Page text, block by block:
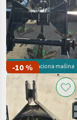
-10 %
demonstraciona mašina